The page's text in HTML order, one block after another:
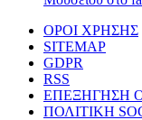
ΟΡΟΙ ΧΡΗΣΗΣ
SITEMAP
GDPR
RSS
ΕΠΕΞΗΓΗΣΗ
ΠΟΛΙΤΙΚΗ